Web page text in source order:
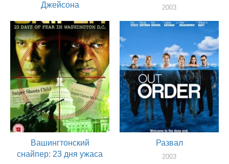
Джейсона
актер
2003
Вашингтонский
снайпер: 23 дня ужаса
Развал
2003